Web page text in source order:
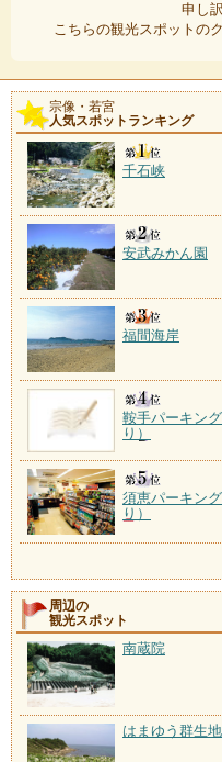
申し
こちらの観光スポットの
宗像・若宮
人気スポットランキング
千石峡
安武みかん園
福間海岸
鞍手パーキン
り）
須恵パーキン
り）
周辺の
観光スポット
南蔵院
はまゆう群生地